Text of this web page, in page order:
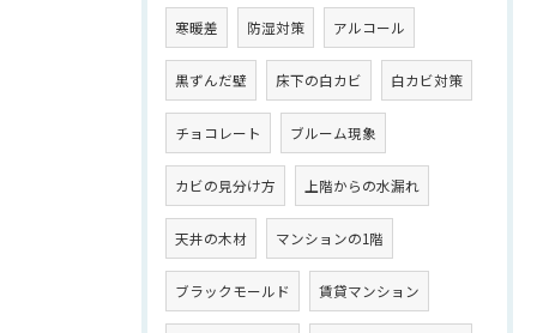
寒暖差 防湿対策 アルコール
黒ずんだ壁 床下の白カビ 白カビ対策
チョコレート ブルーム現象
カビの見分け方 上階からの水漏れ
天井の木材 マンションの1階
ブラックモールド 賃貸マンション